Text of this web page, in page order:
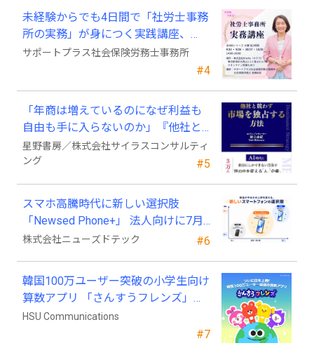
#4
未経験からでも4日間で「社労士事務
所の実務」が身につく実践講座、
2026年9月開講
サポートプラス社会保険労務士事務所
#5
「年商は増えているのになぜ利益も
自由も手に入らないのか」『他社と
競わず 市場を独占する方法』発売
星野書房／株式会社サイラスコンサルティ
ング
#6
スマホ高騰時代に新しい選択肢
「Newsed Phone+」 法人向けに7月
23日から販売開始
株式会社ニューズドテック
#7
韓国100万ユーザー突破の小学生向け
算数アプリ 「さんすうフレンズ」、
ついに日本上陸!
HSU Communications